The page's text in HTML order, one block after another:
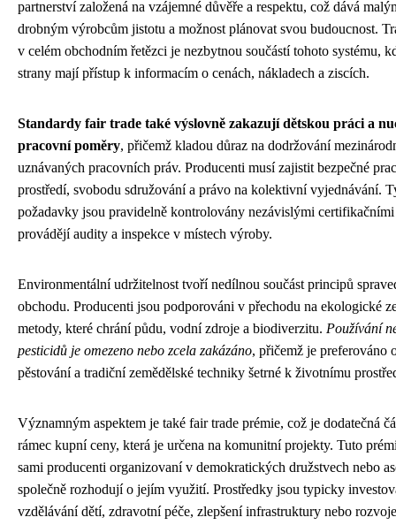
partnerství založená na vzájemné důvěře a respektu, což dává
drobným výrobcům jistotu a možnost plánovat svou budoucnost.
v celém obchodním řetězci je nezbytnou součástí tohoto systému,
strany mají přístup k informacím o cenách, nákladech a ziscích.
Standardy fair trade také výslovně zakazují dětskou práci a
pracovní poměry, přičemž kladou důraz na dodržování
uznávaných pracovních práv. Producenti musí zajistit bezpečné
prostředí, svobodu sdružování a právo na kolektivní vyjednávání.
požadavky jsou pravidelně kontrolovány nezávislými
provádějí audity a inspekce v místech výroby.
Environmentální udržitelnost tvoří nedílnou součást principů
obchodu. Producenti jsou podporováni v přechodu na ekologické
metody, které chrání půdu, vodní zdroje a biodiverzitu. Používání
pesticidů je omezeno nebo zcela zakázáno, přičemž je preferováno
pěstování a tradiční zemědělské techniky šetrné k životnímu
Významným aspektem je také fair trade prémie, což je dodatečná
rámec kupní ceny, která je určena na komunitní projekty. Tuto
sami producenti organizovaní v demokratických družstvech nebo
společně rozhodují o jejím využití. Prostředky jsou typicky
vzdělávání dětí, zdravotní péče, zlepšení infrastruktury nebo